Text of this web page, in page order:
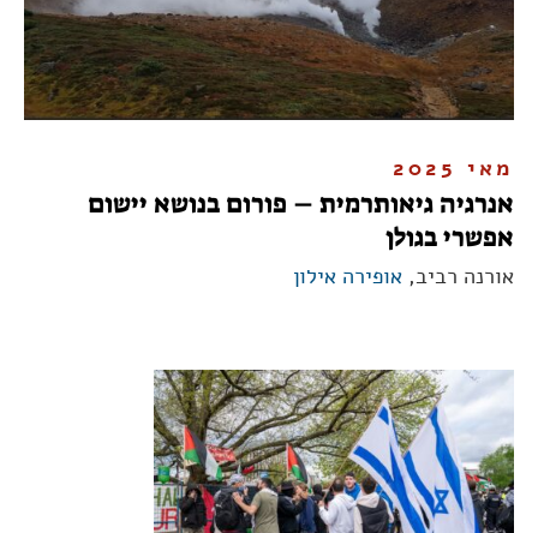
מאי 2025
אנרגיה גיאותרמית – פורום בנושא יישום
אפשרי בגולן
אורנה רביב, אופירה אילון